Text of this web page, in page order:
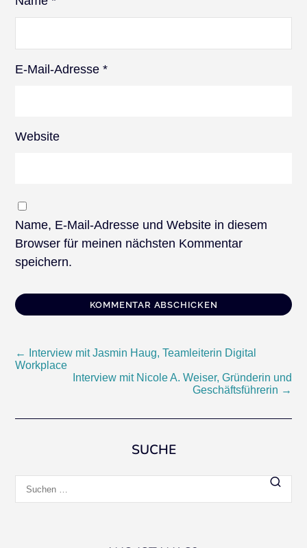
E-Mail-Adresse*
Website
Name, E-Mail-Adresse und Website in diesem
Browser für meinen nächsten Kommentar
speichern.
Beitragsnavigation
←
Interview mit Jasmin Haug, Teamleiterin Digital
Workplace
Interview mit Nicole A. Weiser, Gründerin und
Geschäftsführerin →
SUCHE
nach: